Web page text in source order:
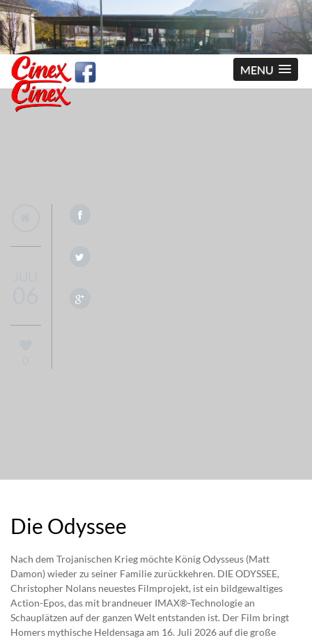
MENU
Die Odyssee
Nach dem Trojanischen Krieg möchte König Odysseus (Matt
Damon) wieder zu seiner Familie zurückkehren. DIE ODYSSEE,
Christopher Nolans neuestes Filmprojekt, ist ein bildgewaltiges
Action-Epos, das mit brandneuer IMAX®-Technologie an
Schauplätzen auf der ganzen Welt entstanden ist. Der Film bringt
Homers mythische Heldensaga am 16. Juli 2026 auf die große